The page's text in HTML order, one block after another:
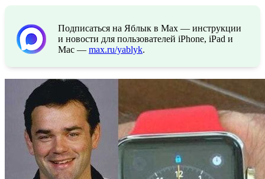
Подписаться на Яблык в Max — инструкции
и новости для пользователей iPhone, iPad и
Mac — max.ru/yablyk.